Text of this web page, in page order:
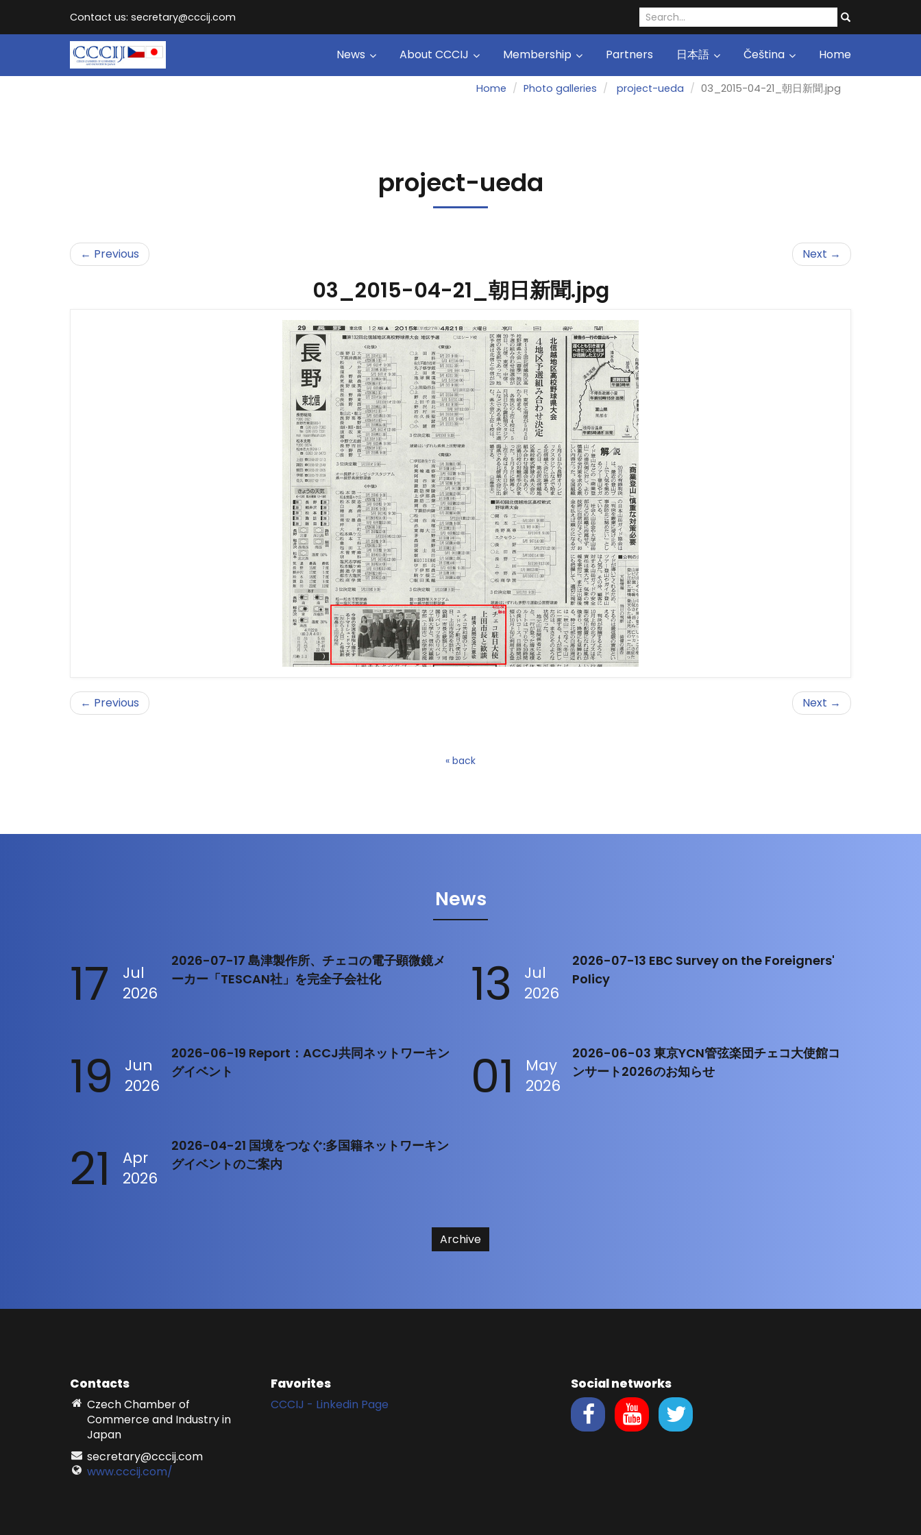
Contact us: secretary@cccij.com
News About CCCIJ Membership Partners 日本語 Čeština Home
Home Photo galleries project-ueda 03_2015-04-21_朝日新聞.jpg
project-ueda
← Previous Next →
03_2015-04-21_朝日新聞.jpg
← Previous Next →
« back
News
17
Jul
2026
2026-07-17 島津製作所、チェコの電子顕微鏡メ
ーカー「TESCAN社」を完全子会社化
13
Jul
2026
2026-07-13 EBC Survey on the Foreigners'
Policy
19
Jun
2026
2026-06-19 Report：ACCJ共同ネットワーキン
グイベント
01
May
2026
2026-06-03 東京YCN管弦楽団チェコ大使館コ
ンサート2026のお知らせ
21
Apr
2026
2026-04-21 国境をつなぐ:多国籍ネットワーキン
グイベントのご案内
Archive
Contacts
Czech Chamber of
Commerce and Industry in
Japan
secretary@cccij.com
www.cccij.com/
Favorites
CCCIJ - Linkedin Page
Social networks